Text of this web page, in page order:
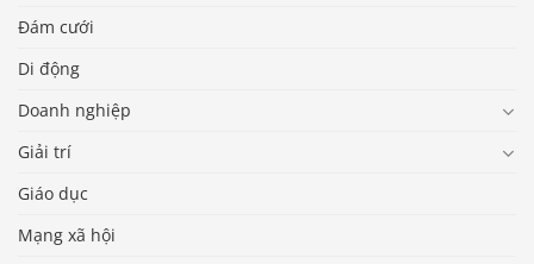
Đám cưới
Di động
Doanh nghiệp
Giải trí
Giáo dục
Mạng xã hội